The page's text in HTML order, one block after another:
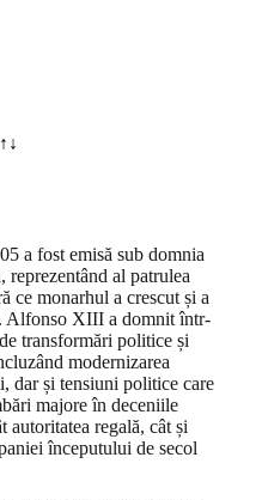
a fost emisă sub domnia
al patrulea
ce monarhul a crescut și a
Alfonso XIII a domnit într-
transformări politice și
modernizarea
dar și tensiuni politice care
majore în deceniile
autoritatea regală, cât și
începutului de secol